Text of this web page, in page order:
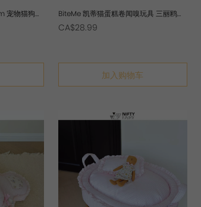
宠物猫狗夏
BiteMe 凯蒂猫蛋糕卷闻嗅玩具 三丽鸥宠
物狗犬藏零食锻炼消耗精力BM
CA$28.99
加入购物车